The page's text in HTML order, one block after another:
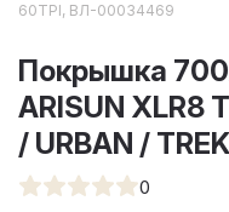
60TPI, ВЛ-00034469
Покрышка
ARISUN XLR8
/ URBAN /
0